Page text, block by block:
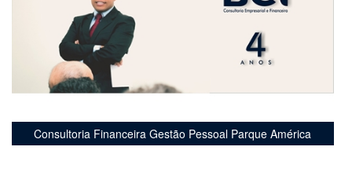
Consultoria Financeira Gestão Pessoal Parque América